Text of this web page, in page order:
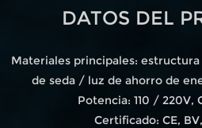
DATOS DEL
Materiales principales:
de seda / luz de ahorro de
Potencia: 110 / 220V,
Certificado: CE,